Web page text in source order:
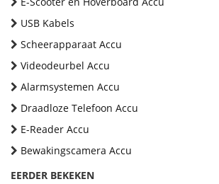
USB Kabels
Scheerapparaat Accu
Videodeurbel Accu
Alarmsystemen Accu
Draadloze Telefoon Accu
E-Reader Accu
Bewakingscamera Accu
EERDER BEKEKEN